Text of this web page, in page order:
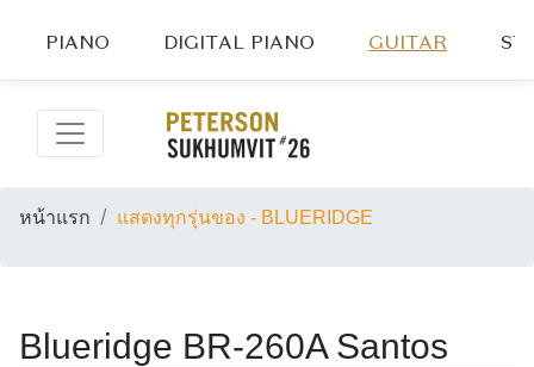
PIANO DIGITAL PIANO GUITAR
หน้าแรก แสดงทุกรุ่นของ - BLUERIDGE
Blueridge BR-260A Santos